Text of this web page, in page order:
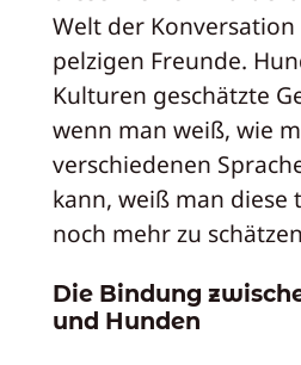
Welt der
pelzigen Freunde.
Kulturen geschätzte
wenn man weiß, wie
verschiedenen
kann, weiß man diese
noch mehr zu
Die Bindung
und Hunden